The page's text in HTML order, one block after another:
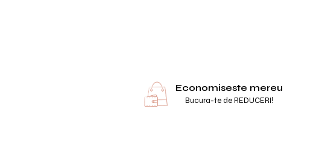
Economiseste mereu
Bucura-te de REDUCERI!